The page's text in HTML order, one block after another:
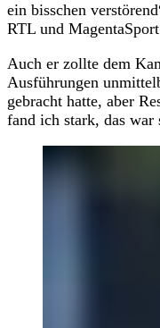
ein bisschen
RTL und
Auch er zollte dem
Ausführungen
gebracht hatte, aber
fand ich stark, das war